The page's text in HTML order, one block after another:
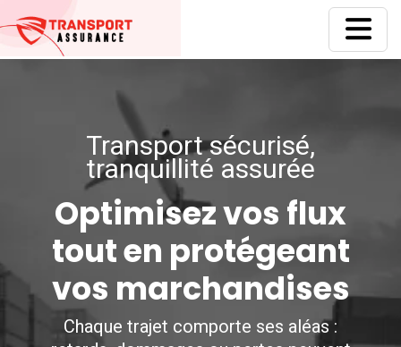
Transport sécurisé,
tranquillité assurée
Optimisez vos flux
tout en protégeant
vos marchandises
Chaque trajet comporte ses aléas :